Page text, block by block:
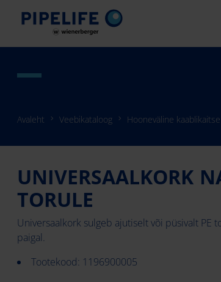
Avaleht Veebikataloog Hooneväline kaablikaitse
UNIVERSAALKORK
TORULE
Universaalkork sulgeb ajutiselt või püsivalt PE
paigal.
Tootekood: 1196900005